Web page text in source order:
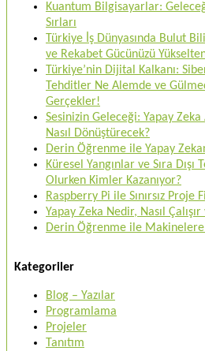
Kuantum Bilgisayarlar:
Sırları
Türkiye İş Dünyasında Bulut
ve Rekabet Gücünüzü
Türkiye’nin Dijital Kalkanı:
Tehditler Ne Alemde ve
Gerçekler!
Sesinizin Geleceği: Yapay Zeka
Nasıl Dönüştürecek?
Derin Öğrenme ile Yapay
Küresel Yangınlar ve Sıra
Olurken Kimler Kazanıyor?
Raspberry Pi ile Sınırsız Proje
Yapay Zeka Nedir, Nasıl
Derin Öğrenme ile
Kategoriler
Blog – Yazılar
Programlama
Projeler
Tanıtım